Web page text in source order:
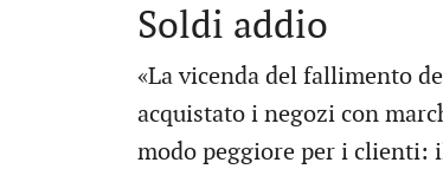
Soldi addio
«La vicenda del fallimento
acquistato i negozi con
modo peggiore per i clienti: